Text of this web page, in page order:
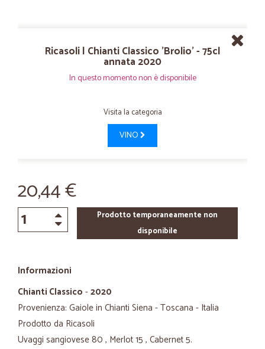
Ricasoli | Chianti Classico 'Brolio' - 75cl
annata 2020
In questo momento non è disponibile
Visita la categoria
VINO
20,44 €
Prodotto temporaneamente non
disponibile
Informazioni
Chianti Classico -2020
Provenienza: Gaiole in Chianti Siena - Toscana - Italia
Prodotto da Ricasoli
Uvaggi sangiovese 80 , Merlot 15 , Cabernet 5.